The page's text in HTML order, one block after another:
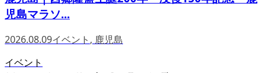
児島マラソ...
2026.08.09イベント , 鹿児島
イベント